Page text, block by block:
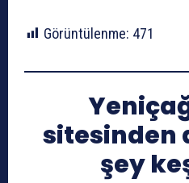
Görüntülenme: 471
sitesinden
şey